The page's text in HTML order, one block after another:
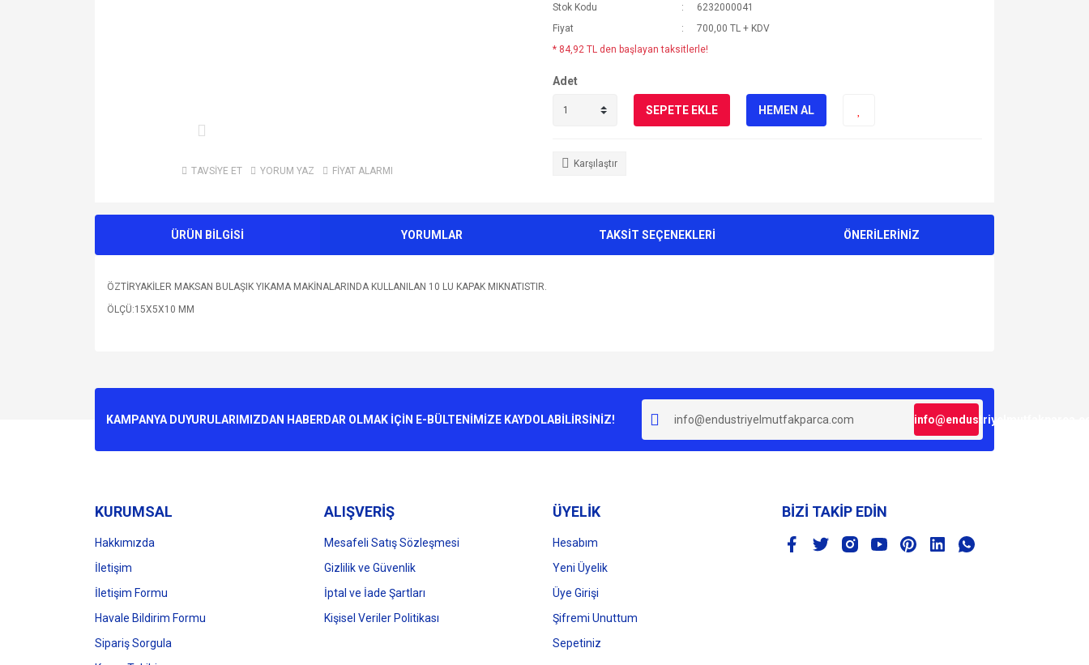
TAVSİYE ET YORUM YAZ FİYAT ALARMI
Stok Kodu
6232000041
Fiyat
700,00 TL + KDV
* 84,92 TL den başlayan taksitlerle!
Adet
SEPETE EKLE HEMEN AL
Karşılaştır
ÜRÜN BİLGİSİ YORUMLAR TAKSİT SEÇENEKLERİ ÖNERİLERİNİZ
ÖZTİRYAKİLER MAKSAN BULAŞIK YIKAMA MAKİNALARINDA KULLANILAN 10 LU KAPAK MIKNATISTIR.
ÖLÇÜ:15X5X10 MM
Ürün resmi kalitesiz, bozuk veya görüntülenemiyor.
Bu ürüne benzer farklı alternatifler olmalı.
Gönder
KAMPANYA DUYURULARIMIZDAN HABERDAR OLMAK İÇİN E-BÜLTENİMİZE KAYDOLABİLİRSİNİZ!
KURUMSAL
Hakkımızda
İletişim
İletişim Formu
Havale Bildirim Formu
Sipariş Sorgula
ALIŞVERİŞ
Mesafeli Satış Sözleşmesi
Gizlilik ve Güvenlik
İptal ve İade Şartları
Kişisel Veriler Politikası
ÜYELİK
Hesabım
Yeni Üyelik
Üye Girişi
Şifremi Unuttum
Sepetiniz
BİZİ TAKİP EDİN